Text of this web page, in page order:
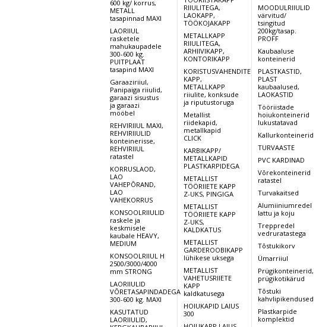
600 kg/ korrus,
METALL
tasapinnad MAXI
LAORIIUL
rasketele
mahukaupadele
300-600 kg.
PUITPLAAT
tasapind MAXI
Garaaziriiul,
Panipaiga riiulid,
garaazi sisustus
ja garaazi
mööbel
REHVIRIIUL MAXI,
REHVIRIIULID
konteinerisse,
REHVIRIIUL
ratastel
KORRUSLAOD,
LAO
VAHEPÕRAND,
LAO
VAHEKORRUS
KONSOOLRIIULID
raskele ja
keskmisele
kaubale HEAVY,
MEDIUM
KONSOOLRIIUL H
2500/3000/4000
mm STRONG
LAORIIULID
VÕRETASAPINDADEGA
300-600 kg. MAXI
KASUTATUD
LAORIIULID,
RIIULITEGA,
LAOKAPP,
TÖÖKOJAKAPP
METALLKAPP
RIIULITEGA,
ARHIIVIKAPP,
KONTORIKAPP
KORISTUSVAHENDITE
KAPP,
METALLKAPP
riiulite, konksude
ja riputustoruga
Metallist
riidekapid,
metallkapid
CLICK
KARBIKAPP/
METALLKAPID
PLASTKARPIDEGA
METALLIST
TÖÖRIIETE KAPP
Z-UKS, PINGIGA
METALLIST
TÖÖRIIETE KAPP
Z-UKS,
KALDKATUS
METALLIST
GARDEROOBIKAPP
lühikese uksega
METALLIST
VAHETUSRIIETE
KAPP
kaldkatusega
HOIUKAPID LAIUS
300
MOODULRIIULID
värvitud/
tsingitud
200kg/tasap.
PROFF
Kaubaaluse
konteinerid
PLASTKASTID,
PLAST
kaubaalused,
LAOKASTID
Tööriistade
hoiukonteinerid
lukustatavad
Kallurkonteinerid
TURVAASTE
PVC KARDINAD
Võrekonteinerid
ratastel
Turvakaitsed
Alumiiniumredel
lattu ja koju
Treppredel
vedruratastega
Tõstukikorv
Ümarriiul
Prügikonteinerid,
prügikotikärud
Tõstuki
kahvlipikendused
Plastkarpide
komplektid